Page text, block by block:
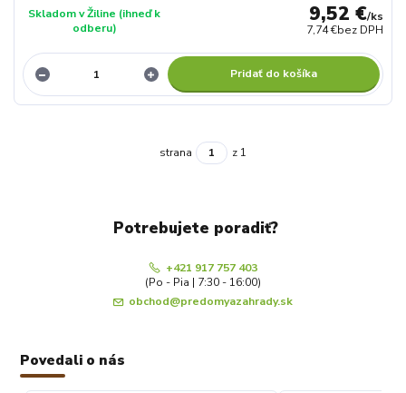
9,52 €/ks
7,74 €bez DPH
Skladom v Žiline (ihneď k
odberu)
Pridať do košíka
strana z 1
Potrebujete poradiť?
+421 917 757 403
(Po - Pia | 7:30 - 16:00)
obchod@predomyazahrady.sk
Povedali o nás